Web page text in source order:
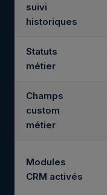
suivi
historiques
Statuts
métier
Champs
custom
métier
Modules
CRM activés